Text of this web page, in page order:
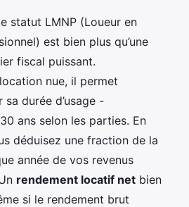
statut LMNP (Loueur en
est bien plus qu’une
fiscal puissant.
nue, il permet
sa durée d’usage -
ans selon les parties. En
déduisez une fraction de la
année de vos revenus
rendement locatif net bien
si le rendement brut